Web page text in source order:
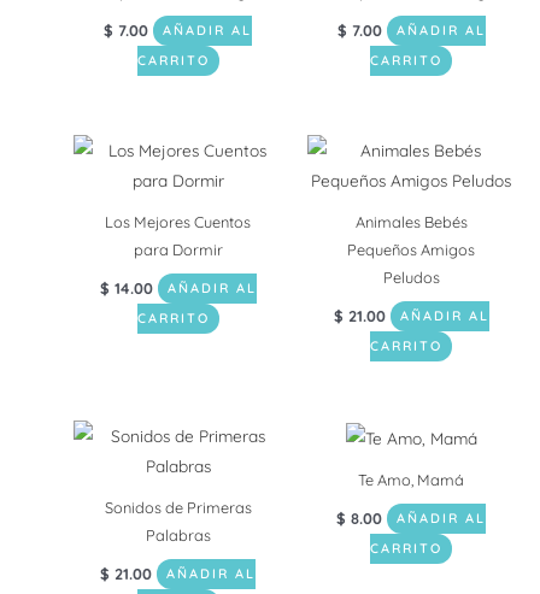
$ 7.00
AÑADIR AL
CARRITO
$ 7.00
AÑADIR AL
CARRITO
Los Mejores Cuentos
para Dormir
$ 14.00
AÑADIR AL
CARRITO
Animales Bebés
Pequeños Amigos
Peludos
$ 21.00
AÑADIR AL
CARRITO
Sonidos de Primeras
Palabras
$ 21.00
AÑADIR AL
Te Amo, Mamá
$ 8.00
AÑADIR AL
CARRITO